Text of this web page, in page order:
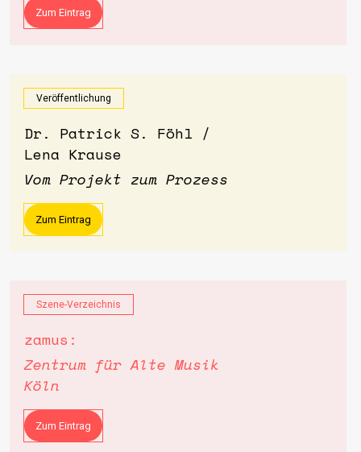
Zum Eintrag
Veröffentlichung
Dr. Patrick S. Föhl /
Lena Krause
Vom Projekt zum Prozess
Zum Eintrag
Szene-Verzeichnis
zamus:
Zentrum für Alte Musik
Köln
Zum Eintrag